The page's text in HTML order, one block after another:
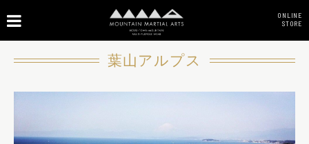
ONLINE
STORE
葉山アルプス